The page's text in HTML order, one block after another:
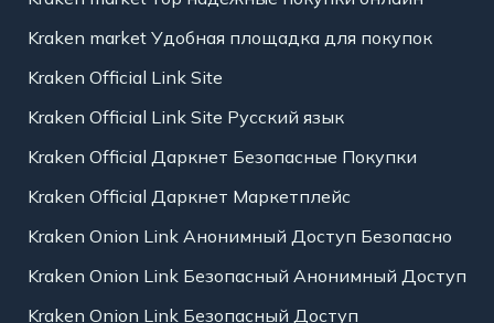
Kraken market Удобная площадка для покупок
Kraken Official Link Site
Kraken Official Link Site Русский язык
Kraken Official Даркнет Безопасные Покупки
Kraken Official Даркнет Маркетплейс
Kraken Onion Link Анонимный Доступ Безопасно
Kraken Onion Link Безопасный Анонимный Доступ
Kraken Onion Link Безопасный Доступ